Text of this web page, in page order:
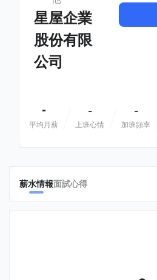
星屋企業
股份有限
公司
-
平均月薪
-
上班心情
-
加班頻率
薪水情報面試心得